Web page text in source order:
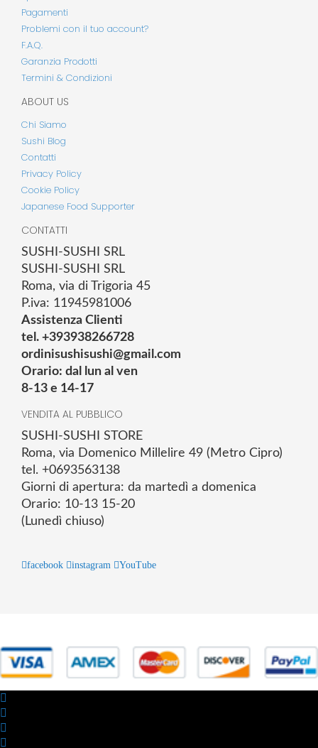
Pagamenti
Problemi con il tuo account?
F.A.Q.
Garanzia Prodotti
Termini & Condizioni
ABOUT US
Chi Siamo
Sushi Blog
Contatti
Privacy Policy
Cookie Policy
Japanese Food Supporter
CONTATTI
SUSHI-SUSHI SRL
SUSHI-SUSHI SRL
Roma, via di Trigoria 45
P.iva: 11945981006
Assistenza Clienti
tel. +393938266728
ordinisushisushi@gmail.com
Orario: dal lun al ven
8-13 e 14-17
VENDITA AL PUBBLICO
SUSHI-SUSHI STORE
Roma, via Domenico Millelire 49 (Metro Cipro)
tel. +0693563138
Giorni di apertura: da martedì a domenica
Orario: 10-13 15-20
(Lunedì chiuso)
facebook instagram YouTube